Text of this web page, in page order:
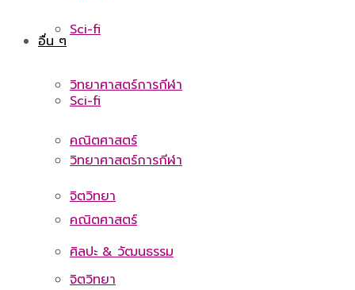
อื่น ๆ
Sci-fi
วิทยาศาสตร์การกีฬา
คณิตศาสตร์
จิตวิทยา
Sci-fi
วิทยาศาสตร์การกีฬา
คณิตศาสตร์
จิตวิทยา
ศิลปะ & วัฒนธรรม